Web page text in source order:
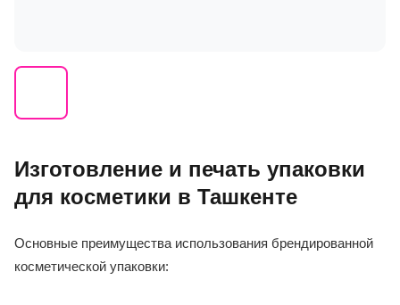
Изготовление и печать упаковки
для косметики в Ташкенте
Основные преимущества использования брендированной
косметической упаковки: